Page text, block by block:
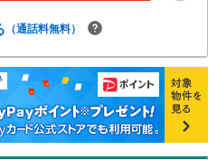
ると安心。・石神どんぐり公園ま
ムーズにご対応できます】内覧は1
す（それ以外の時間帯もご相談くだ
はインターネットでの予約も可能で
する］ボタンをクリック！当日の見
お気軽にご相談ください
（通話料無料）